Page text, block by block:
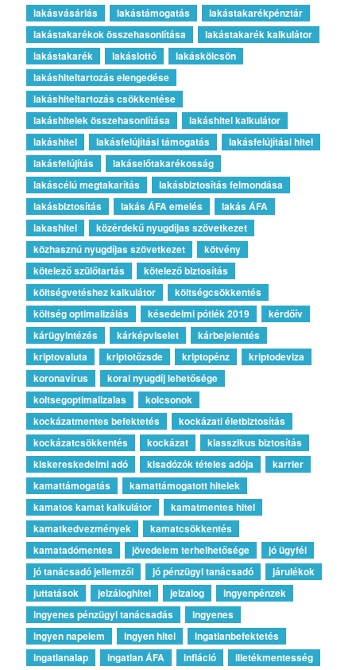
lakásvásárlás lakástámogatás
lakástakarékpénztár
lakástakarékok összehasonlítása
lakástakarék kalkulátor
lakástakarék
lakáslottó
lakáskölcsön
lakáshiteltartozás elengedése
lakáshiteltartozás csökkentése
lakáshitelek összehasonlítása
lakáshitel kalkulátor
lakáshitel
lakásfelújítási támogatás
lakásfelújítási hitel
lakásfelújítás
lakáselőtakarékosság
lakáscélú megtakarítás
lakásbiztosítás felmondása
lakásbiztosítás
lakás ÁFA emelés
lakás ÁFA
lakashitel
közérdekű nyugdíjas szövetkezet
közhasznú nyugdíjas szövetkezet
kötvény
kötelező szülőtartás
kötelező biztosítás
költségvetéshez kalkulátor
költségcsökkentés
költség optimalizálás
késedelmi pótlék 2019
kérdőív
kárügyintézés
kárképviselet
kárbejelentés
kriptovaluta
kriptotőzsde kriptopénz
kriptodeviza
koronavírus
korai nyugdíj lehetősége
koltsegoptimalizalas
kolcsonok
kockázatmentes befektetés
kockázati életbiztosítás
kockázatcsökkentés
kockázat
klasszikus biztosítás
kiskereskedelmi adó
kisadózók tételes adója
karrier
kamattámogatás
kamattámogatott hitelek
kamatos kamat kalkulátor
kamatmentes hitel
kamatkedvezmények
kamatcsökkentés
kamatadómentes
jövedelem terhelhetősége
jó ügyfél
jó tanácsadó jellemzői
jó pénzügyi tanácsadó
járulékok
juttatások
jelzáloghitel jelzalog
ingyenpénzek
ingyenes pénzügyi tanácsadás
ingyenes
ingyen napelem
ingyen hitel
ingatlanbefektetés
ingatlanalap
ingatlan ÁFA infláció
illetékmentesség